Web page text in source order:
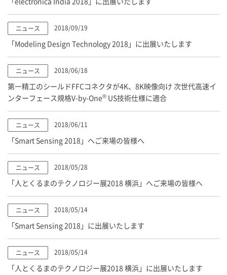
ニュース 2018/09/19
「Modeling Design Technology 2018」に出展いたします
ニュース 2018/06/18
第一精工のシールドFFCコネクタが4K、8K映像向け 次世代高速イ
ンターフェース規格V-by-One® US技術仕様に適合
ニュース 2018/06/11
「Smart Sensing 2018」へご来場の皆様へ
ニュース 2018/05/28
「人とくるまのテクノロジー展2018 横浜」へご来場の皆様へ
ニュース 2018/05/14
「Smart Sensing 2018」に出展いたします
ニュース 2018/05/14
「人とくるまのテクノロジー展2018 横浜」に出展いたします